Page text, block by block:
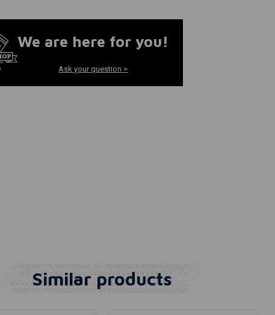
We are here for you!
Ask your question >
Similar products